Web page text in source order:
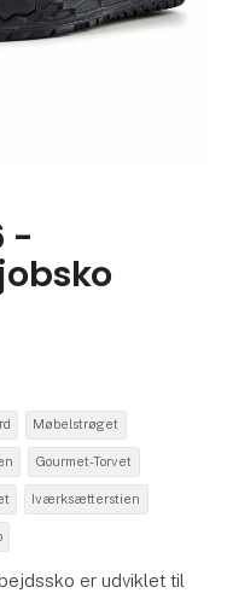
-
Møbelstrøget
Gourmet-Torvet
Iværksætterstien
er udviklet til